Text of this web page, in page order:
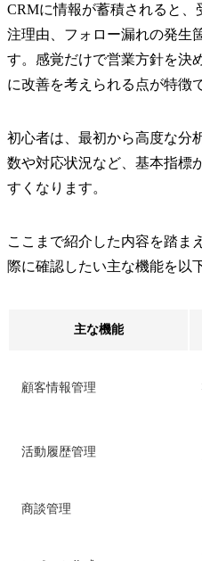
CRMに情報が蓄積されると
注理由、フォロー漏れの発生
す。感覚だけで営業方針を決
に改善を考えられる点が特徴
初心者は、最初から高度な分
数や対応状況など、基本指標
すくなります。
ここまで紹介した内容を踏ま
際に確認したい主な機能を以
主な機能
顧客情報管理
活動履歴管理
商談管理